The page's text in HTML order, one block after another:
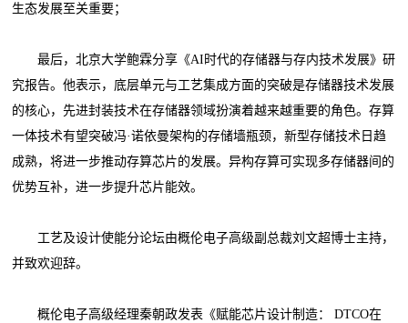
生态发展至关重要；
最后，北京大学鲍霖分享《AI时代的存储器与存内技术发展》研
究报告。他表示，底层单元与工艺集成方面的突破是存储器技术发展
的核心，先进封装技术在存储器领域扮演着越来越重要的角色。存算
一体技术有望突破冯·诺依曼架构的存储墙瓶颈，新型存储技术日趋
成熟，将进一步推动存算芯片的发展。异构存算可实现多存储器间的
优势互补，进一步提升芯片能效。
工艺及设计使能分论坛由概伦电子高级副总裁刘文超博士主持，
并致欢迎辞。
概伦电子高级经理秦朝政发表《赋能芯片设计制造： DTCO在